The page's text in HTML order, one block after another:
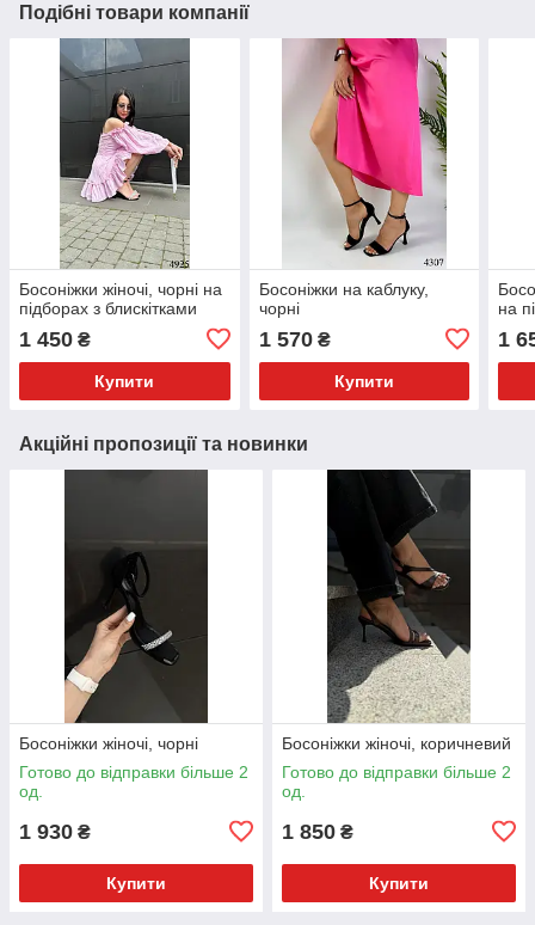
Подібні товари компанії
Босоніжки жіночі, чорні на
підборах з блискітками
1 450 ₴
Купити
Босоніжки на каблуку,
чорні
1 570₴
Купити
на
1
Акційні пропозиції та новинки
Босоніжки жіночі, чорні
Готово до відправки більше 2
од.
1 930 ₴
Купити
Босоніжки жіночі, коричневий
Готово до відправки більше 2
од.
1 850 ₴
Купити